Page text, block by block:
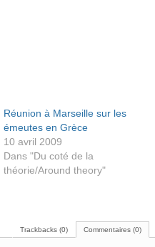
Réunion à Marseille sur les
émeutes en Grèce
10 avril 2009
Dans "Du coté de la
théorie/Around theory"
Commentaires (0)
Trackbacks (0)